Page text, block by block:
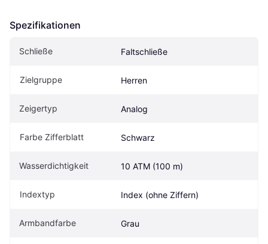
Spezifikationen
Schließe Faltschließe
Zielgruppe Herren
Zeigertyp Analog
Farbe Zifferblatt Schwarz
Wasserdichtigkeit 10 ATM (100 m)
Indextyp Index (ohne Ziffern)
Armbandfarbe Grau